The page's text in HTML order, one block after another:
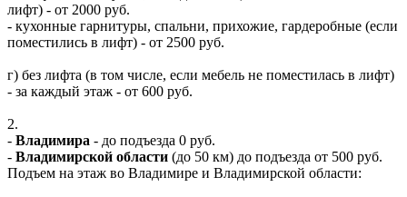
лифт) - от 2000 руб.
- кухонные гарнитуры, спальни, прихожие, гардеробные (если
поместились в лифт) - от 2500 руб.
г) без лифта (в том числе, если мебель не поместилась в лифт)
- за каждый этаж - от 600 руб.
2.
- Владимира - до подъезда 0 руб.
- Владимирской области (до 50 км) до подъезда от 500 руб.
Подъем на этаж во Владимире и Владимирской области: